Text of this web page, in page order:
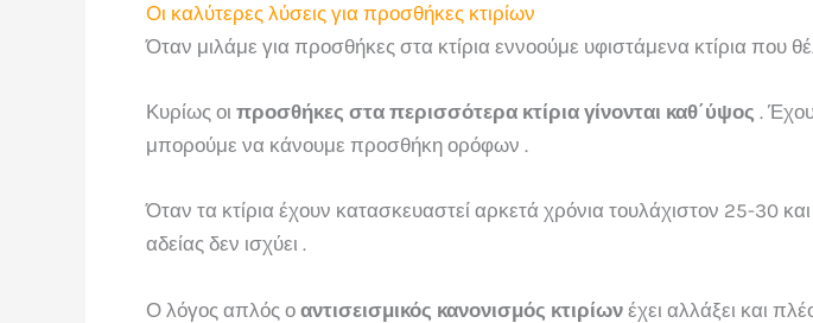
Οι καλύτερες λύσεις για προσθήκες κτιρίων
Όταν μιλάμε για προσθήκες στα κτίρια εννοούμε υφιστάμενα κτίρια
Κυρίως οι προσθήκες στα περισσότερα κτίρια γίνονται καθ΄ύψος .
μπορούμε να κάνουμε προσθήκη ορόφων .
Όταν τα κτίρια έχουν κατασκευαστεί αρκετά χρόνια τουλάχιστον 25-30
αδείας δεν ισχύει .
Ο λόγος απλός ο αντισεισμικός κανονισμός κτιρίων έχει αλλάξει και